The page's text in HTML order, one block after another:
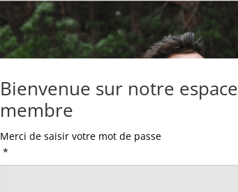
Bienvenue sur notre espace
membre
Merci de saisir votre mot de passe
*